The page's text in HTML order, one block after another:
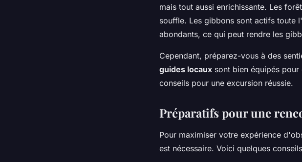
mais tout aussi enrichissante. Les
souffle. Les gibbons sont actifs toute
abondants, ce qui peut rendre les
Cependant, préparez-vous à des
guides locaux sont bien équipés
conseils pour une excursion réussie.
Préparatifs pour une
Pour maximiser votre expérience
est nécessaire. Voici quelques